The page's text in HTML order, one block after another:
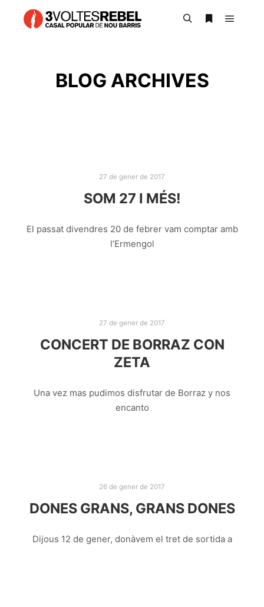
BLOG ARCHIVES
27 de gener de 2017
SOM 27 I MÉS!
El passat divendres 20 de febrer vam comptar amb
l’Ermengol
27 de gener de 2017
CONCERT DE BORRAZ CON
ZETA
Una vez mas pudimos disfrutar de Borraz y nos
encanto
26 de gener de 2017
DONES GRANS, GRANS DONES
Dijous 12 de gener, donàvem el tret de sortida a